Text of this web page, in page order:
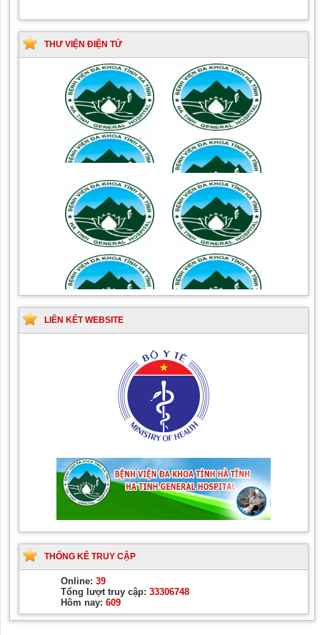
THƯ VIỆN ĐIỆN TỬ
Tài liệu Hướng dẫn
phòng ngừa nhiễm
khuẩn vết mổ
Hướng dẫn chẩn đoán và
điều trị một số bệnh
truyền nhiễm
Hướng dẫn quy trình kỹ
thuật Chuyên khoa Phẫu
thuật Tiết niệu
Hướng dẫn Quy trình kỹ
thuật Nhi khoa
LIÊN KẾT WEBSITE
THỐNG KÊ TRUY CẬP
Online: 39
Tổng lượt truy cập: 33306748
Hôm nay: 609